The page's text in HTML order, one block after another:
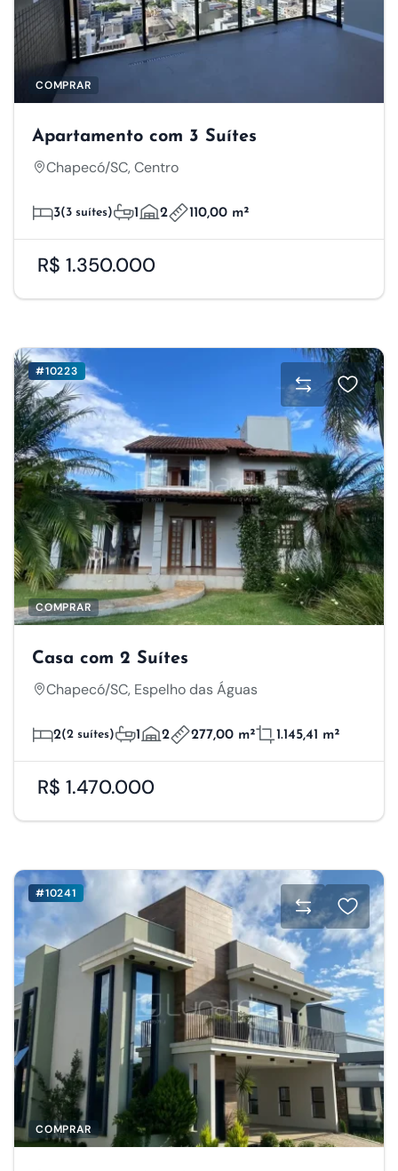
COMPRAR
Apartamento com 3 Suítes
Chapecó/SC, Centro
3(3 suítes) 1 2 110,00 m²
R$ 1.350.000
#10223
COMPRAR
Casa com 2 Suítes
Chapecó/SC, Espelho das Águas
2(2 suítes) 1 2 277,00 m² 1.145,41 m²
R$ 1.470.000
#10241
COMPRAR